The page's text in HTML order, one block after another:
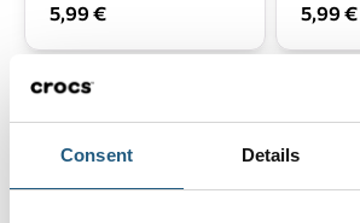
Consent Details
5,99 € 5,99 €